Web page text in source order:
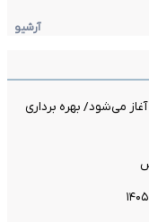
آرشیو
می‌شود/ بهره برداری